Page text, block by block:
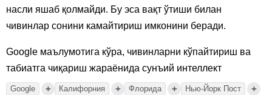
насли яшаб қолмайди. Бу эса вақт ўтиши билан
чивинлар сонини камайтириш имконини беради.
Google маълумотига кўра, чивинларни кўпайтириш ва
табиатга чиқариш жараёнида сунъий интеллект
Google + Калифорния + Флорида + Нью-Йорк Пост +